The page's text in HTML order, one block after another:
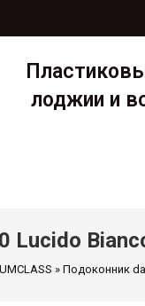
лоджии и
Lucido
»Подоконник